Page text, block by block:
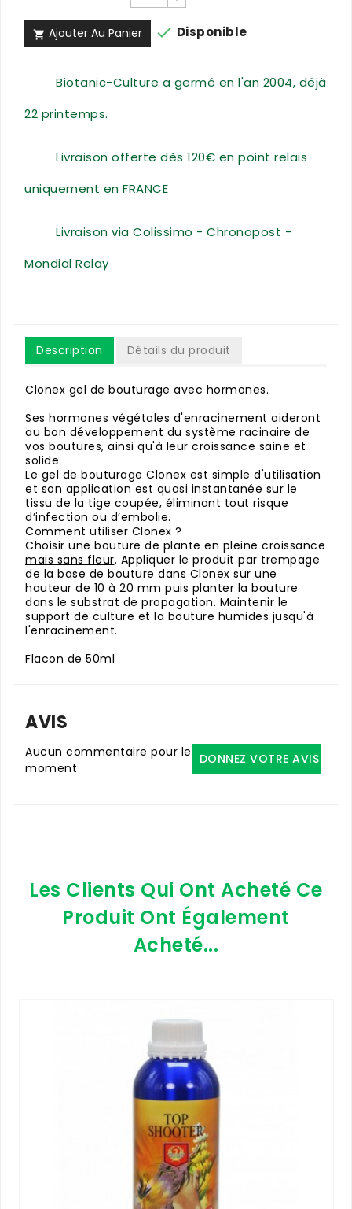
 Ajouter Au Panier  Disponible
Biotanic-Culture a germé en l'an 2004, déjà
22 printemps.
Livraison offerte dès 120€ en point relais
uniquement en FRANCE
Livraison via Colissimo - Chronopost -
Mondial Relay
Description Détails du produit
Clonex gel de bouturage avec hormones.
Ses hormones végétales d'enracinement aideront
au bon développement du système racinaire de
vos boutures, ainsi qu'à leur croissance saine et
solide.
Le gel de bouturage Clonex est simple d'utilisation
et son application est quasi instantanée sur le
tissu de la tige coupée, éliminant tout risque
d’infection ou d’embolie.
Comment utiliser Clonex ?
Choisir une bouture de plante en pleine croissance
mais sans fleur. Appliquer le produit par trempage
de la base de bouture dans Clonex sur une
hauteur de 10 à 20 mm puis planter la bouture
dans le substrat de propagation. Maintenir le
support de culture et la bouture humides jusqu'à
l'enracinement.
Flacon de 50ml
AVIS
DONNEZ VOTRE AVIS
Aucun commentaire pour le
moment
Les Clients Qui Ont Acheté Ce
Produit Ont Également
Acheté...